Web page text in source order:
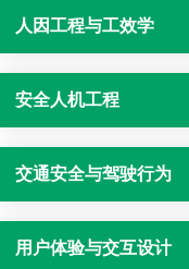
人因工程与工效学
安全人机工程
交通安全与驾驶行为
用户体验与交互设计